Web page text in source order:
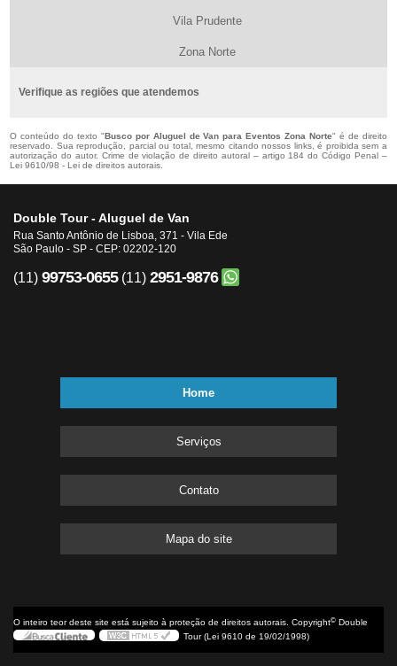
Vila Prudente
Zona Norte
Verifique as regiões que atendemos
O conteúdo do texto " Busco por Aluguel de Van para Eventos Zona Norte" é de direito
reservado. Sua reprodução, parcial ou total, mesmo citando nossos links, é proibida sem a
autorização do autor. Crime de violação de direito autoral – artigo 184 do Código Penal –
Lei 9610/98 - Lei de direitos autorais.
Double Tour - Aluguel de Van
Rua Santo Antônio de Lisboa, 371 - Vila Ede
São Paulo - SP - CEP: 02202-120
(11) 99753-0655 (11) 2951-9876
Home
Serviços
Contato
Mapa do site
O inteiro teor deste site está sujeito à proteção de direitos autorais. Copyright© Double
Tour (Lei 9610 de 19/02/1998)